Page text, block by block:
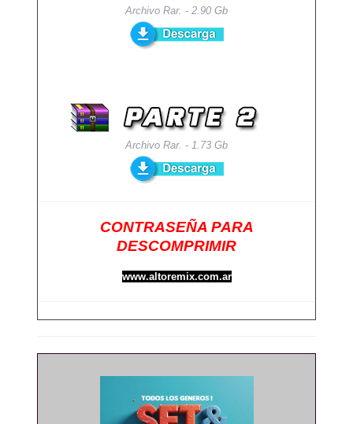
Archivo Rar. - 2.90 Gb
Archivo Rar. - 1.73 Gb
CONTRASEÑA PARA
DESCOMPRIMIR
www.altoremix.com.ar